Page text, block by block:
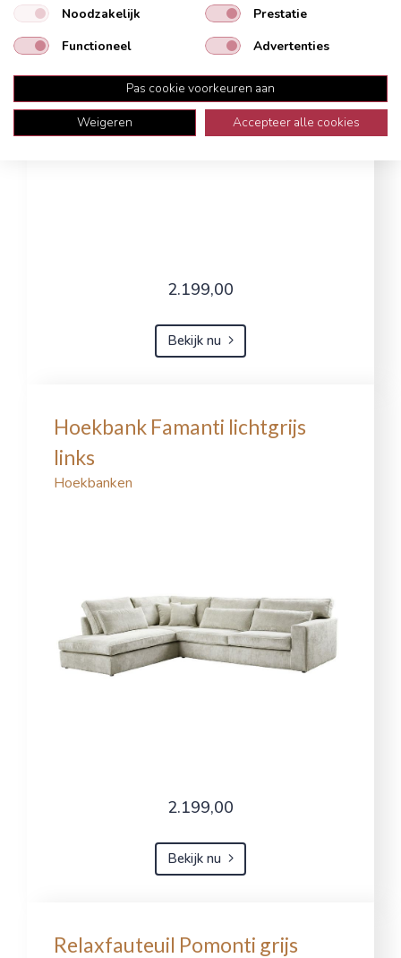
2.199,00
Bekijk nu
Hoekbank Famanti lichtgrijs
links
Hoekbanken
2.199,00
Bekijk nu
Relaxfauteuil Pomonti grijs
Noodzakelijk
Prestatie
Functioneel
Advertenties
Pas cookie voorkeuren aan
Weigeren
Accepteer alle cookies